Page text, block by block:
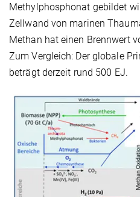
Methylphosphonat gebildet
Zellwand von marinen
Methan hat einen Brennwert
Zum Vergleich: Der globale
beträgt derzeit rund 500 EJ.